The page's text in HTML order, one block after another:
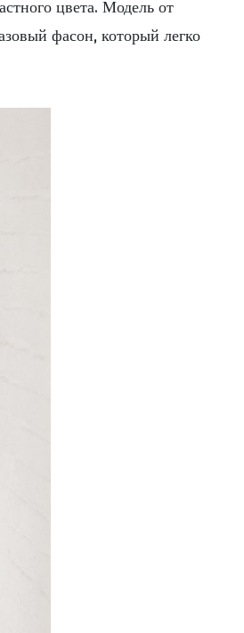
цвета. Модель от
фасон, который легко